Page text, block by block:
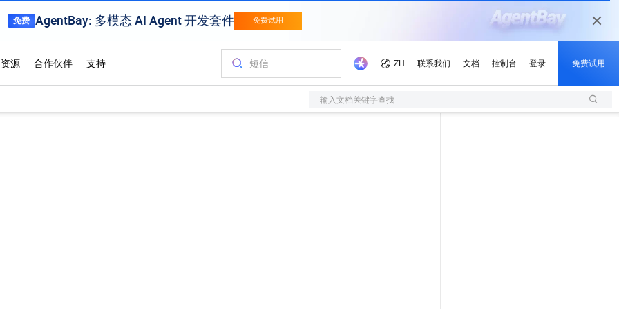
输入文档关键字查找